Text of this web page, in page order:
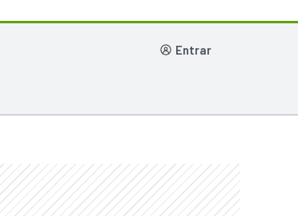
entrar